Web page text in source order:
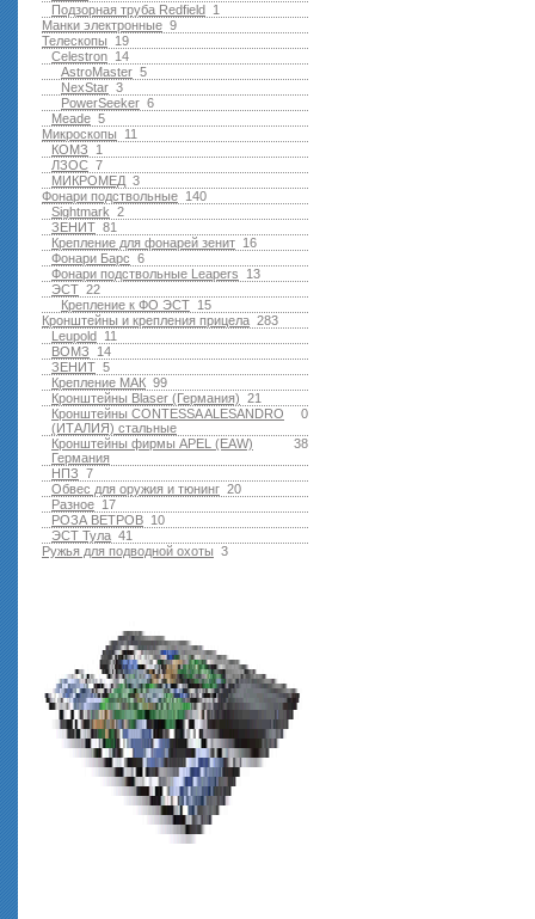
1
Подзорная труба Redfield
9
Манки электронные
19
Телескопы
14
Celestron
5
AstroMaster
3
NexStar
6
PowerSeeker
5
Meade
11
Микроскопы
1
КОМЗ
7
ЛЗОС
3
МИКРОМЕД
140
Фонари подствольные
2
Sightmark
81
ЗЕНИТ
16
Крепление для фонарей зенит
6
Фонари Барс
13
Фонари подствольные Leapers
22
ЭСТ
15
Крепление к ФО ЭСТ
283
Кронштейны и крепления прицела
11
Leupold
14
ВОМЗ
5
ЗЕНИТ
99
Крепление МАК
21
Кронштейны Blaser (Германия)
0
Кронштейны CONTESSA ALESANDRO
(ИТАЛИЯ) стальные
38
Кронштейны фирмы APEL (EAW)
Германия
7
НПЗ
20
Обвес для оружия и тюнинг
17
Разное
10
РОЗА ВЕТРОВ
41
ЭСТ Тула
3
Ружья для подводной оxоты